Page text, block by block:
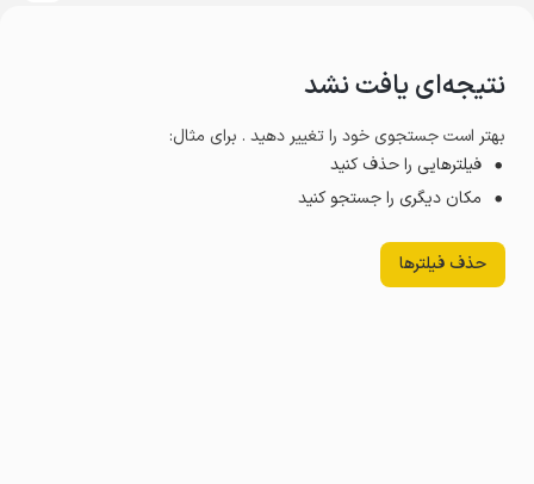
نتیجه‌ای یافت نشد
بهتر است جستجوی خود را تغییر دهید . برای مثال:
فیلترهایی را حذف کنید
مکان دیگری را جستجو کنید
حذف فیلترها